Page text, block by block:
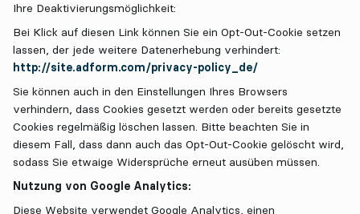
Ihre Deaktivierungsmöglichkeit:
Bei Klick auf diesen Link können Sie ein Opt-Out-Cookie setzen
lassen, der jede weitere Datenerhebung verhindert:
http://site.adform.com/privacy-policy_de/
Sie können auch in den Einstellungen Ihres Browsers
verhindern, dass Cookies gesetzt werden oder bereits gesetzte
Cookies regelmäßig löschen lassen. Bitte beachten Sie in
diesem Fall, dass dann auch das Opt-Out-Cookie gelöscht wird,
sodass Sie etwaige Widersprüche erneut ausüben müssen.
Nutzung von Google Analytics:
Diese Website verwendet Google Analytics, einen